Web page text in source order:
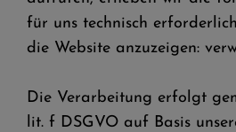
für uns technisch
die Website anzuzeigen:
Die Verarbeitung erfolgt
lit. f DSGVO auf Basis